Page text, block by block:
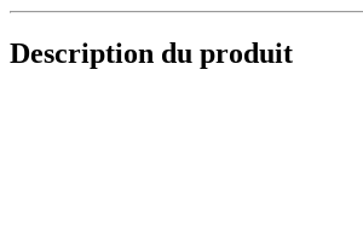
Description du produit